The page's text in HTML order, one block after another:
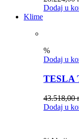
Dodaj u
Klime
%
Dodaj u
TESLA
43.518,00
Dodaj u